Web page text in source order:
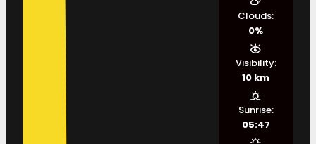
Clouds:
0%
Visibility:
10 km
Sunrise:
05:47